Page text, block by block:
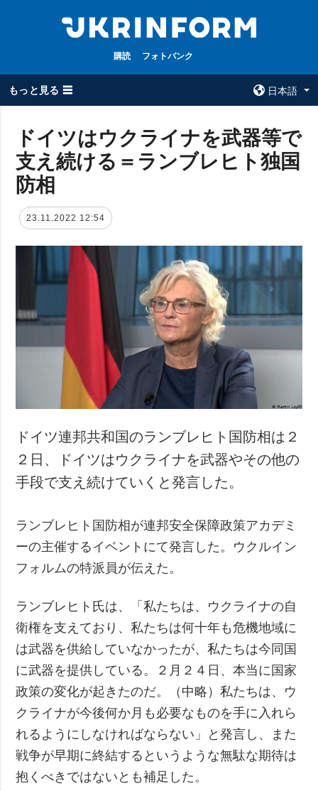
購読 フォトバンク
もっと見る ☰
日本語
全てのトピック
戦争
政治
経済・復興
防衛
社会・文化
スポーツ
事故・緊急事態
ウクルインフォ
特集
インタビュー
写真
動画
サービス
購読
フォトバンク
ドイツはウクライナを武器等で
支え続ける＝ランブレヒト独国
防相
23.11.2022 12:54
ドイツ連邦共和国のランブレヒト国防相は２
２日、ドイツはウクライナを武器やその他の
手段で支え続けていくと発言した。
ランブレヒト国防相が連邦安全保障政策アカデミ
ーの主催するイベントにて発言した。ウクルイン
フォルムの特派員が伝えた。
ランブレヒト氏は、「私たちは、ウクライナの自
衛権を支えており、私たちは何十年も危機地域に
は武器を供給していなかったが、私たちは今同国
に武器を提供している。２月２４日、本当に国家
政策の変化が起きたのだ。（中略）私たちは、ウ
クライナが今後何か月も必要なものを手に入れら
れるようにしなければならない」と発言し、また
戦争が早期に終結するというような無駄な期待は
抱くべきではないとも補足した。